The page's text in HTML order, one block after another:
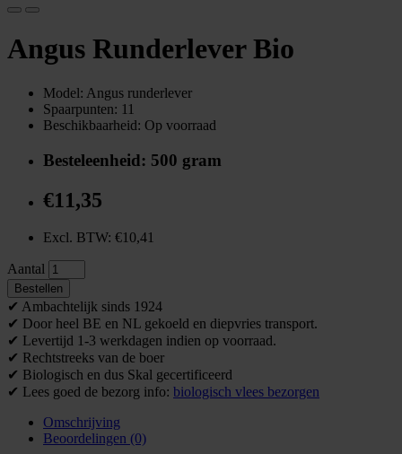
Angus Runderlever Bio
Model: Angus runderlever
Spaarpunten: 11
Beschikbaarheid: Op voorraad
Besteleenheid: 500 gram
€11,35
Excl. BTW: €10,41
Aantal
Bestellen
✔ Ambachtelijk sinds 1924
✔ Door heel BE en NL gekoeld en diepvries transport.
✔ Levertijd 1-3 werkdagen indien op voorraad.
✔ Rechtstreeks van de boer
✔ Biologisch en dus Skal gecertificeerd
✔ Lees goed de bezorg info: biologisch vlees bezorgen
Omschrijving
Beoordelingen (0)